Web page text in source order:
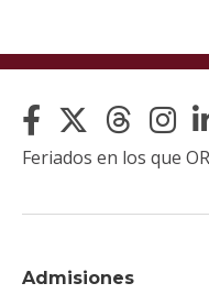
Admisiones
Feriados en los que